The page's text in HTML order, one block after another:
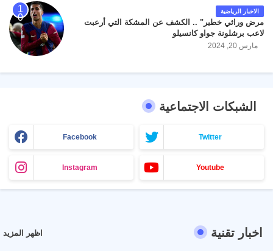
الاخبار الرياضية
مرض وراثي خطير" .. الكشف عن المشكة التي أرعبت
لاعب برشلونة جواو كانسيلو
مارس 20, 2024
الشبكات الاجتماعية
Facebook Twitter
Instagram Youtube
اخبار تقنية اظهر المزيد